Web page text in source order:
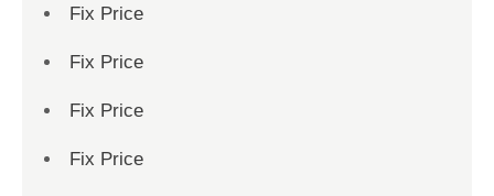
Fix Price
Fix Price
Fix Price
Fix Price